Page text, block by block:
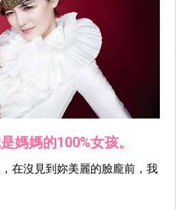
媽媽的100%女孩。
在沒見到妳美麗的臉龐前，我